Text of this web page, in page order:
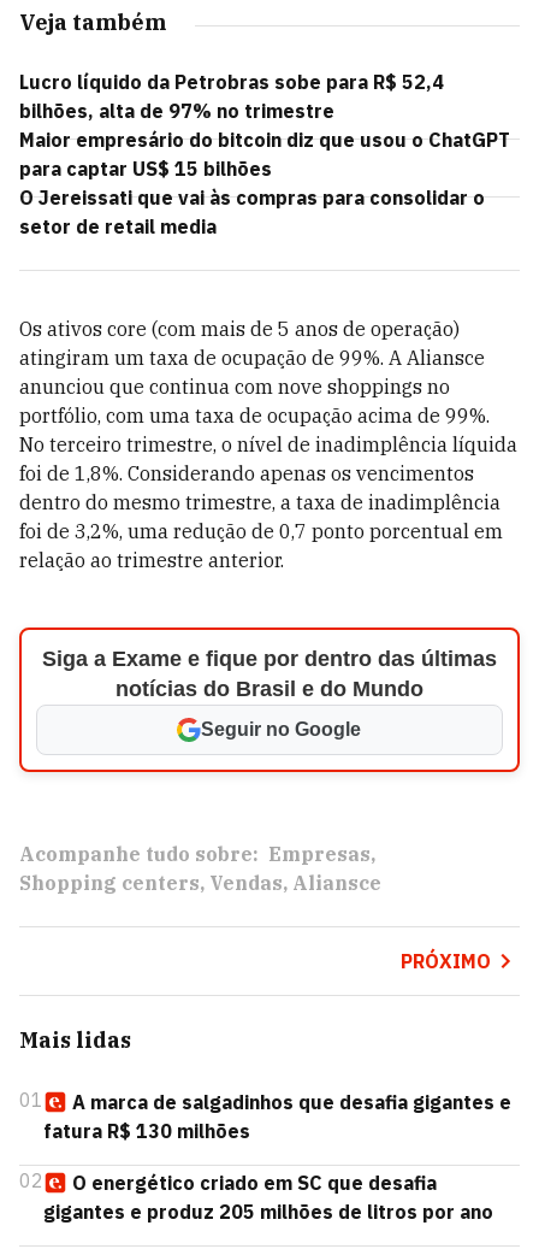
Veja também
Lucro líquido da Petrobras sobe para R$ 52,4
bilhões, alta de 97% no trimestre
Maior empresário do bitcoin diz que usou o ChatGPT
para captar US$ 15 bilhões
O Jereissati que vai às compras para consolidar o
setor de retail media
Os ativos core (com mais de 5 anos de operação)
atingiram um taxa de ocupação de 99%. A Aliansce
anunciou que continua com nove shoppings no
portfólio, com uma taxa de ocupação acima de 99%.
No terceiro trimestre, o nível de inadimplência líquida
foi de 1,8%. Considerando apenas os vencimentos
dentro do mesmo trimestre, a taxa de inadimplência
foi de 3,2%, uma redução de 0,7 ponto porcentual em
relação ao trimestre anterior.
Siga a Exame e fique por dentro das últimas
notícias do Brasil e do Mundo
Seguir no Google
Acompanhe tudo sobre: Empresas
Shopping centers Vendas Aliansce
PRÓXIMO
Mais lidas
01
A marca de salgadinhos que desafia gigantes e
fatura R$ 130 milhões
02
O energético criado em SC que desafia
gigantes e produz 205 milhões de litros por ano